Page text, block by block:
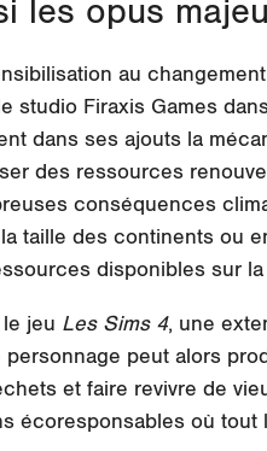
les opus
au
studio Firaxis Games
dans ses ajouts la
des ressources
conséquences
taille des continents ou
disponibles sur
jeu Les Sims 4, une
personnage peut alors
et faire revivre de
écoresponsables où